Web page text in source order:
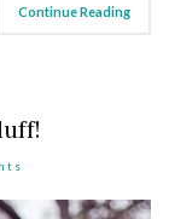
Continue Reading